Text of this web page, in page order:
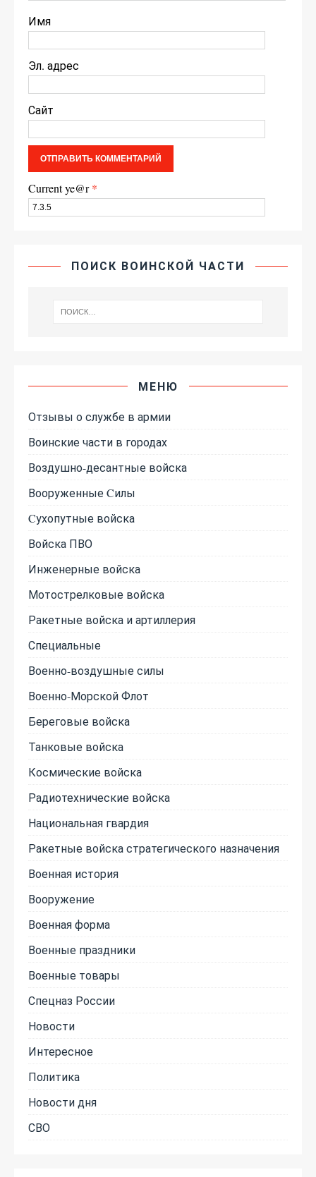
Имя
Эл. адрес
Сайт
Current ye@r*
ПОИСК ВОИНСКОЙ ЧАСТИ
МЕНЮ
Отзывы о службе в армии
Воинские части в городах
Воздушно-десантные войска
Вооруженные Cилы
Cухопутные войска
Войска ПВО
Инженерные войска
Мотострелковые войска
Ракетные войска и артиллерия
Специальные
Военно-воздушные силы
Военно-Морской Флот
Береговые войска
Танковые войска
Космические войска
Радиотехнические войска
Национальная гвардия
Ракетные войска стратегического назначения
Военная история
Вооружение
Военная форма
Военные праздники
Военные товары
Спецназ России
Новости
Интересное
Политика
Новости дня
СВО